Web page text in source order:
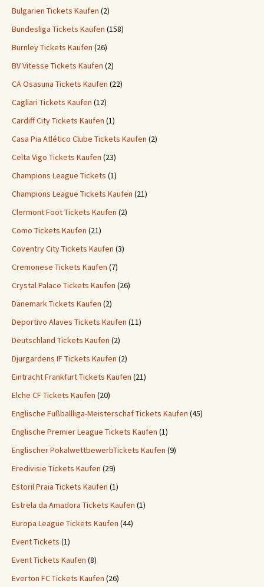
Bulgarien Tickets Kaufen (2)
Bundesliga Tickets Kaufen (158)
Burnley Tickets Kaufen (26)
BV Vitesse Tickets Kaufen (2)
CA Osasuna Tickets Kaufen (22)
Cagliari Tickets Kaufen (12)
Cardiff City Tickets Kaufen (1)
Casa Pia Atlético Clube Tickets Kaufen (2)
Celta Vigo Tickets Kaufen (23)
Champions League Tickets (1)
Champions League Tickets Kaufen (21)
Clermont Foot Tickets Kaufen (2)
Como Tickets Kaufen (21)
Coventry City Tickets Kaufen (3)
Cremonese Tickets Kaufen (7)
Crystal Palace Tickets Kaufen (26)
Dänemark Tickets Kaufen (2)
Deportivo Alaves Tickets Kaufen (11)
Deutschland Tickets Kaufen (2)
Djurgardens IF Tickets Kaufen (2)
Eintracht Frankfurt Tickets Kaufen (21)
Elche CF Tickets Kaufen (20)
Englische Fußballliga-Meisterschaf Tickets Kaufen (45)
Englische Premier League Tickets Kaufen (1)
Englischer PokalwettbewerbTickets Kaufen (9)
Eredivisie Tickets Kaufen (29)
Estoril Praia Tickets Kaufen (1)
Estrela da Amadora Tickets Kaufen (1)
Europa League Tickets Kaufen (44)
Event Tickets (1)
Event Tickets Kaufen (8)
Everton FC Tickets Kaufen (26)